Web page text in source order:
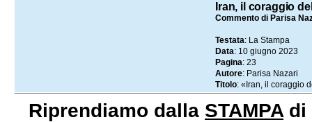
Iran, il coraggio
Commento di Parisa
Testata: La Stampa
Data: 10 giugno 2023
Pagina: 23
Autore: Parisa Nazari
Titolo: «Iran, il coraggio
Riprendiamo dalla STAMPA di